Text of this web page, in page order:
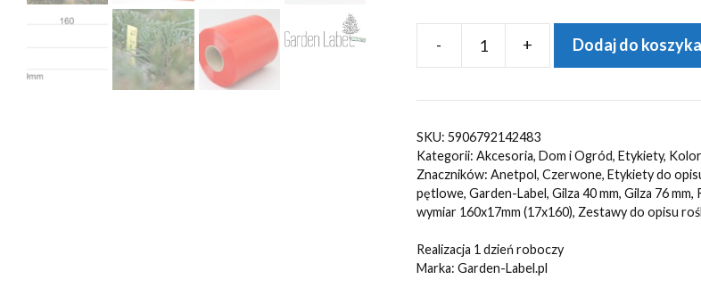
-
ogrodnicze/sadownicze
pętlowe
CZERWONE
160x17mm(17x160)
500szt
+ Dodaj do koszyka
SKU: 5906792142483
Kategorii: Akcesoria, Dom i Ogród, Etykiety,
Znaczników: Anetpol, Czerwone, Etykiety do
pętlowe, Garden-Label, Gilza 40 mm, Gilza 76 mm,
wymiar 160x17mm (17x160), Zestawy do opisu
Realizacja 1 dzień roboczy
Marka: Garden-Label.pl